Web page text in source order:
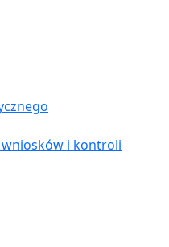
i kontroli